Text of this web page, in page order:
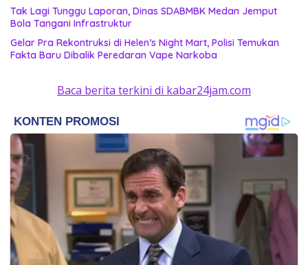
Tak Lagi Tunggu Laporan, Dinas SDABMBK Medan Jemput
Bola Tangani Infrastruktur
Gelar Pra Rekontruksi di Helen’s Night Mart, Polisi Temukan
Fakta Baru Dibalik Peredaran Vape Narkoba
Baca berita terkini di kabar24jam.com